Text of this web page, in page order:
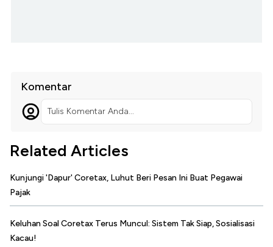
Komentar
Tulis Komentar Anda...
Related Articles
Kunjungi 'Dapur' Coretax, Luhut Beri Pesan Ini Buat Pegawai
Pajak
Keluhan Soal Coretax Terus Muncul: Sistem Tak Siap, Sosialisasi
Kacau!